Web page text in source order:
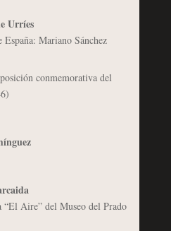
Urríes
España: Mariano Sánchez
conmemorativa del
Aire” del Museo del Prado